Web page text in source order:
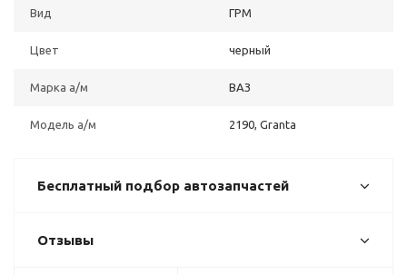
Вид ГРМ
Цвет черный
Марка а/м ВАЗ
Модель а/м 2190, Granta
Бесплатный подбор автозапчастей
Отзывы